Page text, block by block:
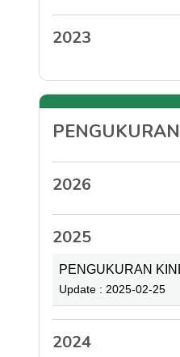
2023
2026
2025
PENGUKURAN
Update : 2025-02-25
2024